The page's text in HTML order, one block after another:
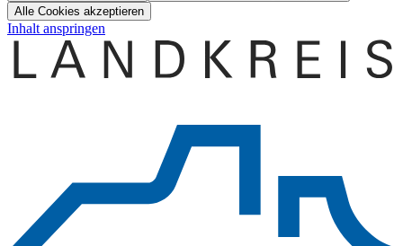
Alle Cookies akzeptieren
Inhalt anspringen